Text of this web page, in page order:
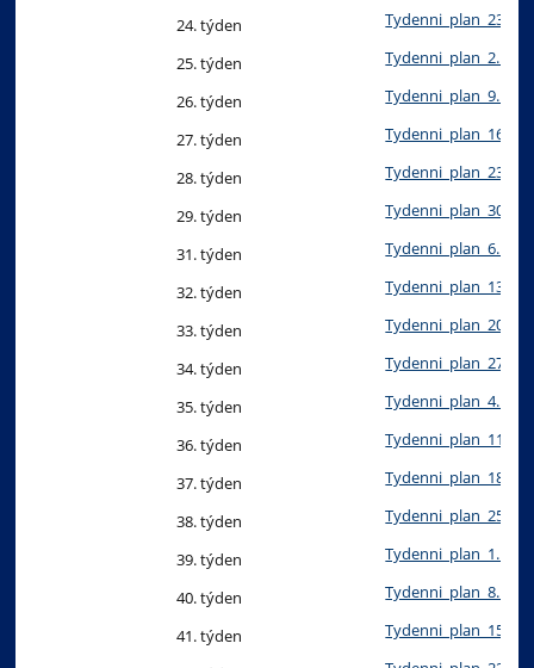
24. týden Tydenni_plan_23._-
25. týden Tydenni_plan_2._-
26. týden Tydenni_plan_9._-
27. týden Tydenni_plan_16._-
28. týden Tydenni_plan_23._-
29. týden
31. týden Tydenni_plan_6._-
32. týden Tydenni_plan_13._-
33. týden Tydenni_plan_20._-
34. týden Tydenni_plan_27._-
35. týden
36. týden
37. týden
38. týden
39. týden
40. týden
41. týden